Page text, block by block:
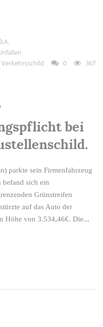
Verkehrsschild 0 367
bei
parkte sein Firmenfahrzeug
befand sich ein
Grünstreifen
auf das Auto der
Höhe von 3.534,46€. Die...